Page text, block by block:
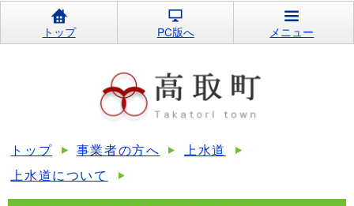
トップ PC版へ メニュー
トップ 事業者の方へ
上水道
上水道について